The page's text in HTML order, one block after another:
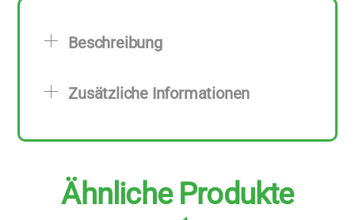
zu
Menge
Beschreibung
Zusätzliche Informationen
Ähnliche Produkte